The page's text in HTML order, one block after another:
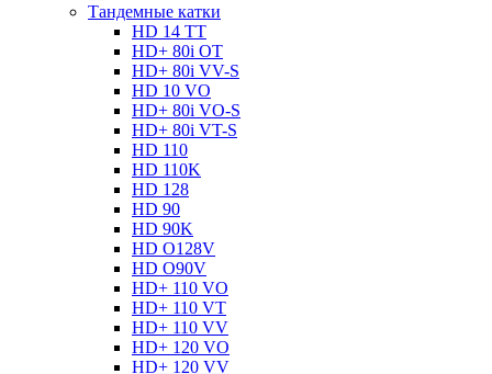
Тандемные катки
HD 14 TT
HD+ 80i OT
HD+ 80i VV-S
HD 10 VO
HD+ 80i VO-S
HD+ 80i VT-S
HD 110
HD 110K
HD 128
HD 90
HD 90K
HD O128V
HD O90V
HD+ 110 VO
HD+ 110 VT
HD+ 110 VV
HD+ 120 VO
HD+ 120 VV